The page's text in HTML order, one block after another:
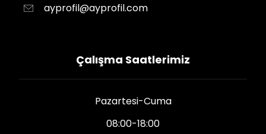
ayprofil@ayprofil.com
Çalışma Saatlerimiz
Pazartesi-Cuma
08:00-18:00